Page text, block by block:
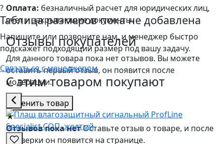
Оплата: безналичный расчет для юридических лиц,
счет и закрывающие документы.
Отзывы покупателей
Для данного товара пока нет отзывов. Вы можете
оставить первый отзыв, он появится после
модерации.
Оценить товар
★
Отзывов пока нетОставьте отзыв о товаре, и после
проверки он появится на странице.
?
Таблица размеров пока не добавлена
Напишите или позвоните нам, и менеджер быстро
подскажет подходящий размер под вашу задачу.
Связаться с менеджером
С этим товаром покупают